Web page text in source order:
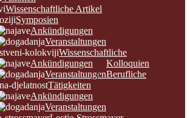
Wissenschaftliche Artikel
Symposien
Ankündigungen
Veranstaltungen
Wissenschaftliche
Kolloquien
Ankündigungen
VeranstaltungenBerufliche
Tätigkeiten
Ankündigungen
Veranstaltungen